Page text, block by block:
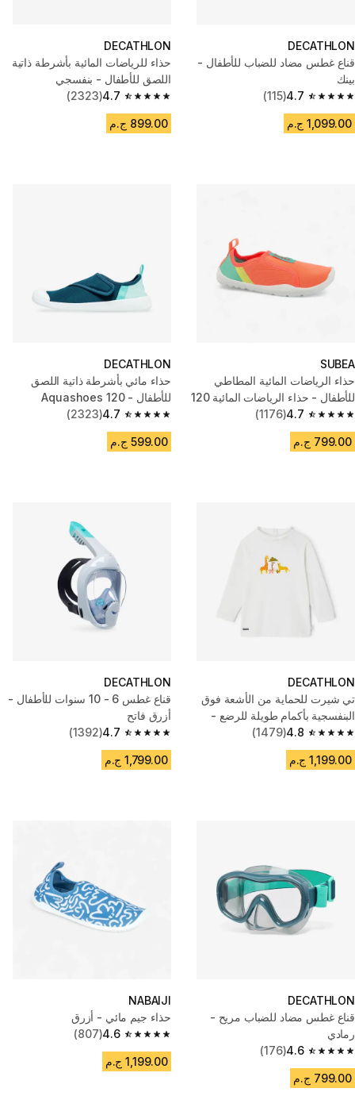
DECATHLON
قناع غطس مضاد للضباب للأطفال -
بينك
4.7
4.7 out of 5 stars from 115 reviews
(115)
1,099.00 ج.م
DECATHLON
حذاء للرياضات المائية بأشرطة ذاتية
اللصق للأطفال - بنفسجي
4.7
4.7 out of 5 stars from 2323 reviews
(2323)
899.00 ج.م
SUBEA
حذاء الرياضات المائية المطاطي
للأطفال - حذاء الرياضات المائية 120
- مرجاني 4.7
4.7 out of 5 stars from 1176 reviews
(1176)
799.00 ج.م
DECATHLON
حذاء مائي بأشرطة ذاتية اللصق
للأطفال - Aquashoes 120
4.7
4.7 out of 5 stars from 2323 reviews
(2323)
599.00 ج.م
DECATHLON
تي شيرت للحماية من الأشعة فوق
البنفسجية بأكمام طويلة للرضع -
بطبعةSAVANNAH
4.8
4.8 out of 5 stars from 1479 reviews
(1479)
1,199.00 ج.م
DECATHLON
قناع غطس 6 - 10 سنوات للأطفال -
أزرق فاتح
4.7
4.7 out of 5 stars from 1392 reviews
(1392)
1,799.00 ج.م
DECATHLON
قناع غطس مضاد للضباب مريح -
رمادي
4.6
4.6 out of 5 stars from 176 reviews
(176)
799.00 ج.م
NABAIJI
حذاء جيم مائي - أزرق
4.6
4.6 out of 5 stars from 807 reviews
(807)
1,199.00 ج.م